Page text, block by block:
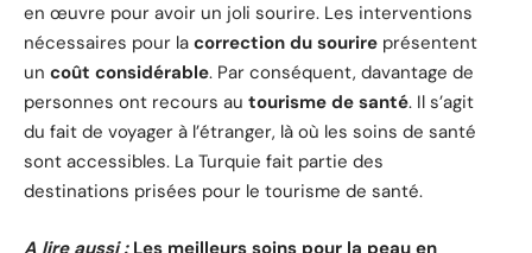
en œuvre pour avoir un joli sourire. Les interventions
nécessaires pour la correction du sourire présentent
un coût considérable. Par conséquent, davantage de
personnes ont recours au tourisme de santé. Il s’agit
du fait de voyager à l’étranger, là où les soins de santé
sont accessibles. La Turquie fait partie des
destinations prisées pour le tourisme de santé.
A lire aussi : Les meilleurs soins pour la peau en